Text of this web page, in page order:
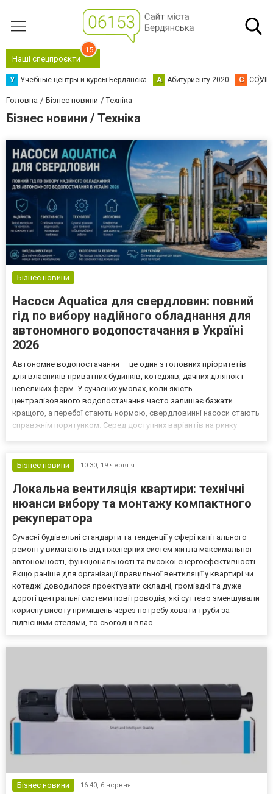
Наші спецпроєкти
15
У Учебные центры и курсы Бердянска А Абитуриенту 2020 C
Головна Бізнес новини Техніка
Бізнес новини / Техніка
Бізнес новини
Насоси Aquatica для свердловин: повний
гід по вибору надійного обладнання для
автономного водопостачання в Україні
2026
Автономне водопостачання — це один з головних пріоритетів
для власників приватних будинків, котеджів, дачних ділянок і
невеликих ферм. У сучасних умовах, коли якість
централізованого водопостачання часто залишає бажати
кращого, а перебої стають нормою, свердловинні насоси стають
справжнім порятунком. Серед доступних варіантів на ринку
украї...
Бізнес новини 10:30, 19 червня
Локальна вентиляція квартири: технічні
нюанси вибору та монтажу компактного
рекуператора
Сучасні будівельні стандарти та тенденції у сфері капітального
ремонту вимагають від інженерних систем житла максимальної
автономності, функціональності та високої енергоефективності.
Якщо раніше для організації правильної вентиляції у квартирі чи
котеджі доводилося проектувати складні, громіздкі та дуже
дорогі центральні системи повітроводів, які суттєво зменшували
корисну висоту приміщень через потребу ховати труби за
підвісними стелями, то сьогодні влас...
Бізнес новини 16:40, 6 червня